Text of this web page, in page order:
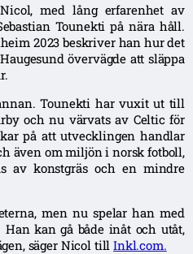
med lång erfarenhet av
Tounekti på nära håll.
2023 beskriver han hur det
övervägde att släppa
Tounekti har vuxit ut till
och nu värvats av Celtic för
på att utvecklingen handlar
även om miljön i norsk fotboll,
av konstgräs och en mindre
men nu spelar han med
kan gå både inåt och utåt,
säger Nicol tillInkl.com.